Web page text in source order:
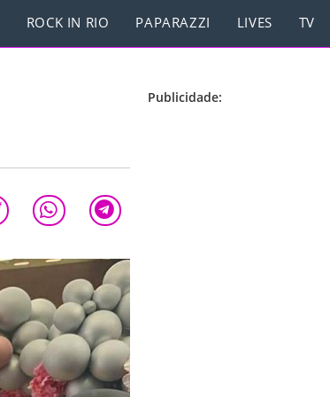
ROCK IN RIO PAPARAZZI LIVES TV
Publicidade: